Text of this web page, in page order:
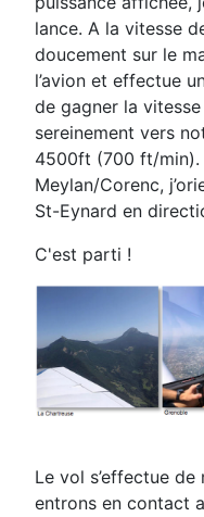
lance. A la vitesse
doucement sur le
l’avion et effectue
de gagner la
sereinement vers
4500ft (700 ft/min).
Meylan/Corenc,
St-Eynard en
C'est parti !
Le vol s’effectue
entrons en contact